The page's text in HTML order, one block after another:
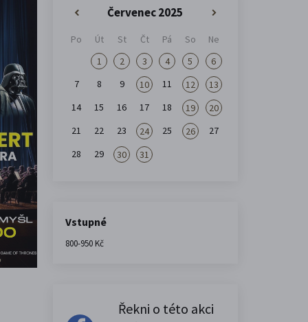
Červenec 2025
»
Po Út St Čt Pá So
Ne
1
2 3 4 5
6
7
8 9 10 11 12
13
14
15 16 17 18 19
20
21
22 23 24 25 26
27
28
29 30 31
Vstupné
800-950 Kč
Řekni o této akci